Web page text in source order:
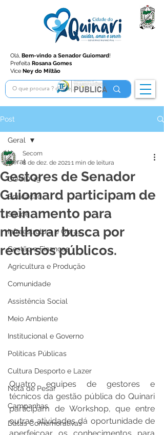
Olá, Bem-vindo a Senador Guiomard!
Prefeita Rosana Gomes
Vice Ney do Miltão
Post
Geral
COVID-19
Educação
Saúde
Infraestrutura e Obras
Gestão e Finanças
Agricultura e Produção
Comunidade
Assistência Social
Meio Ambiente
Institucional e Governo
Políticas Públicas
Cultura Desporto e Lazer
Nota de Pesar
Campanhas
Datas Comemorativas
Geral
Gestores de Senador
Guiomard participam de
treinamento para
melhorar busca por
recursos públicos.
Secom
8 de dez. de 20211 min de leitura
Quatro equipes de gestores e
técnicos da gestão pública do Quinari
participam de Workshop, que entre
outras atividades dá oportunidade de